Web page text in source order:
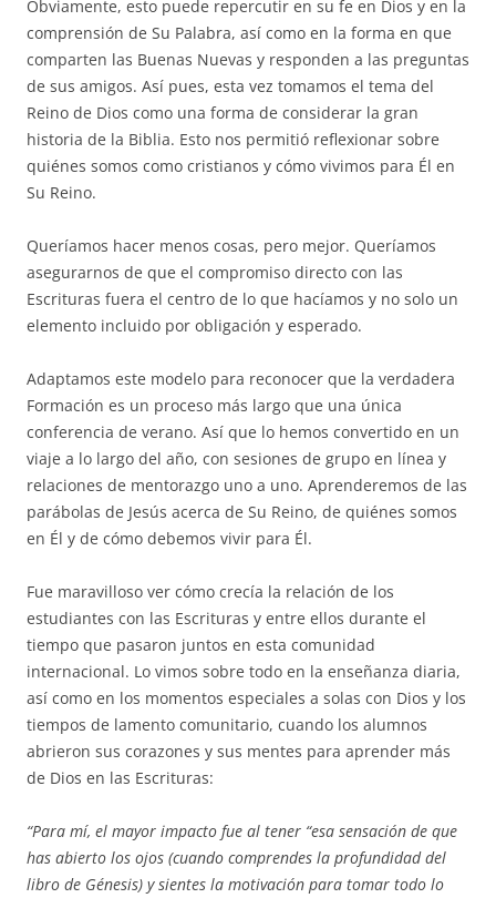
Obviamente, esto puede repercutir en su fe en Dios y en la
comprensión de Su Palabra, así como en la forma en que
comparten las Buenas Nuevas y responden a las preguntas
de sus amigos. Así pues, esta vez tomamos el tema del
Reino de Dios como una forma de considerar la gran
historia de la Biblia. Esto nos permitió reflexionar sobre
quiénes somos como cristianos y cómo vivimos para Él en
Su Reino.
Queríamos hacer menos cosas, pero mejor. Queríamos
asegurarnos de que el compromiso directo con las
Escrituras fuera el centro de lo que hacíamos y no solo un
elemento incluido por obligación y esperado.
Adaptamos este modelo para reconocer que la verdadera
Formación es un proceso más largo que una única
conferencia de verano. Así que lo hemos convertido en un
viaje a lo largo del año, con sesiones de grupo en línea y
relaciones de mentorazgo uno a uno. Aprenderemos de las
parábolas de Jesús acerca de Su Reino, de quiénes somos
en Él y de cómo debemos vivir para Él.
Fue maravilloso ver cómo crecía la relación de los
estudiantes con las Escrituras y entre ellos durante el
tiempo que pasaron juntos en esta comunidad
internacional. Lo vimos sobre todo en la enseñanza diaria,
así como en los momentos especiales a solas con Dios y los
tiempos de lamento comunitario, cuando los alumnos
abrieron sus corazones y sus mentes para aprender más
de Dios en las Escrituras:
“Para mí, el mayor impacto fue al tener “esa sensación de que
has abierto los ojos (cuando comprendes la profundidad del
libro de Génesis) y sientes la motivación para tomar todo lo